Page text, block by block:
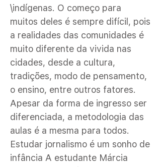
\indígenas. O começo para
muitos deles é sempre difícil, pois
a realidades das comunidades é
muito diferente da vivida nas
cidades, desde a cultura,
tradições, modo de pensamento,
o ensino, entre outros fatores.
Apesar da forma de ingresso ser
diferenciada, a metodologia das
aulas é a mesma para todos.
Estudar jornalismo é um sonho de
infância A estudante Márcia